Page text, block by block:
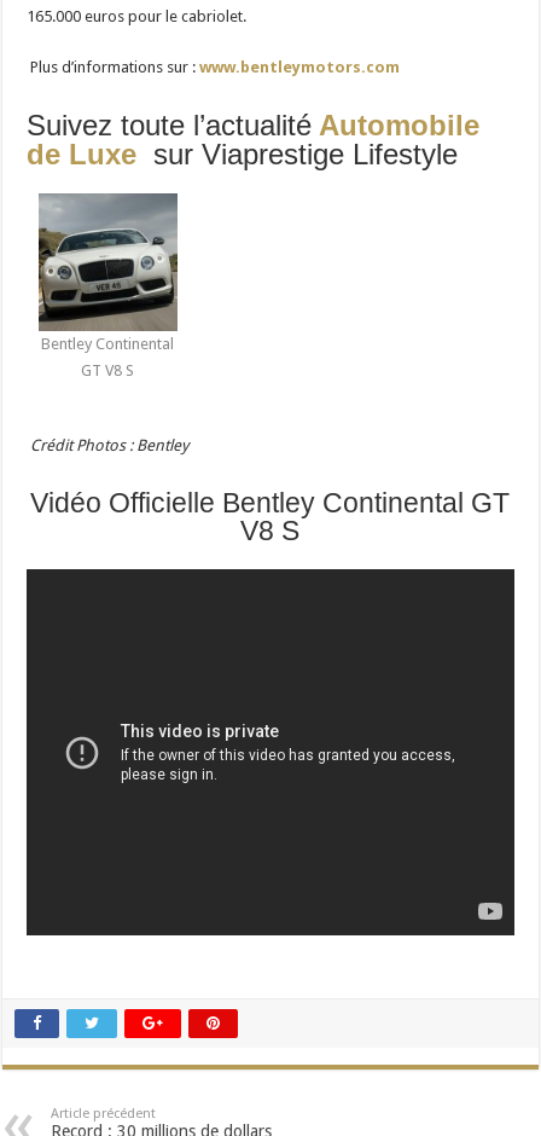
165.000 euros pour le cabriolet.
Plus d’informations sur :www.bentleymotors.com
Suivez toute l’actualité Automobile
de Luxe sur Viaprestige Lifestyle
Bentley Continental
GT V8 S
Crédit Photos : Bentley
Vidéo Officielle Bentley Continental GT
V8 S
Article précédent
Record : 30 millions de dollars